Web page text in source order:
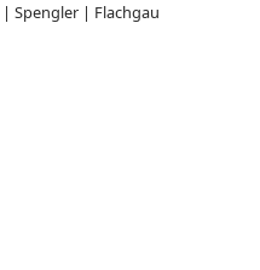
| Spengler | Flachgau